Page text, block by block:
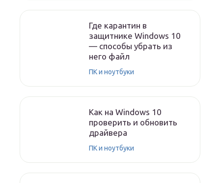
Где карантин в
защитнике Windows 10
— способы убрать из
него файл
ПК и ноутбуки
Как на Windows 10
проверить и обновить
драйвера
ПК и ноутбуки